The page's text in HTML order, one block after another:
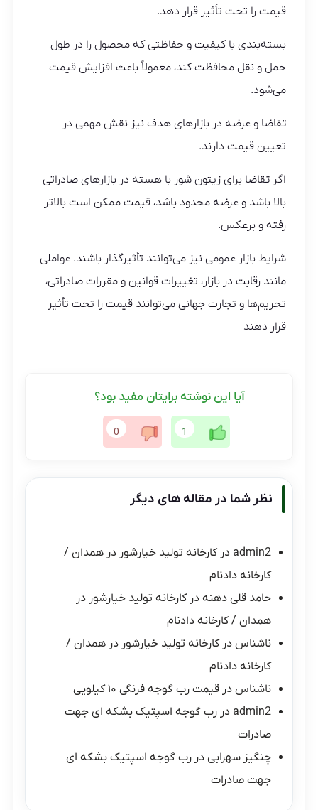
قیمت را تحت تأثیر قرار دهد.
بسته‌بندی با کیفیت و حفاظتی که محصول را در طول
حمل و نقل محافظت کند، معمولاً باعث افزایش قیمت
می‌شود.
تقاضا و عرضه در بازارهای هدف نیز نقش مهمی در
تعیین قیمت دارند.
اگر تقاضا برای زیتون شور با هسته در بازارهای صادراتی
بالا باشد و عرضه محدود باشد، قیمت ممکن است بالاتر
رفته و برعکس.
شرایط بازار عمومی نیز می‌توانند تأثیرگذار باشند. عواملی
مانند رقابت در بازار، تغییرات قوانین و مقررات صادراتی،
تحریم‌ها و تجارت جهانی می‌توانند قیمت را تحت تأثیر
قرار دهند
آیا این نوشته برایتان مفید بود؟
1
0
نظر شما در مقاله های دیگر
admin2 درکارخانه تولید خیارشور در همدان /
کارخانه دادنام
حامد قلی دهنه درکارخانه تولید خیارشور در
همدان / کارخانه دادنام
ناشناس درکارخانه تولید خیارشور در همدان /
کارخانه دادنام
ناشناس درقیمت رب گوجه فرنگی ۱۰ کیلویی
admin2 دررب گوجه اسپتیک بشکه ای جهت
صادرات
چنگیز سهرابی دررب گوجه اسپتیک بشکه ای
جهت صادرات